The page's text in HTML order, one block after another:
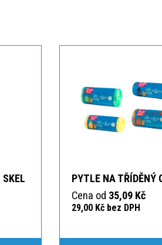
PYTLE NA TŘÍDĚNÝ
Cena od 35,09 Kč
29,00 Kč bez DPH